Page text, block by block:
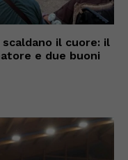
scaldano il cuore: il
e due buoni